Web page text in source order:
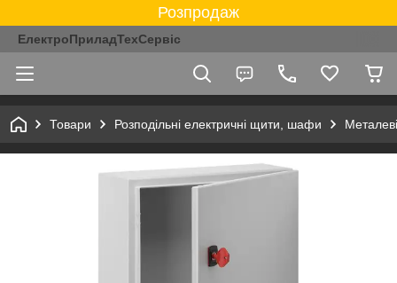
Розпродаж
ЕлектроПриладТехСервіс
Товари Розподільні електричні щити, шафи